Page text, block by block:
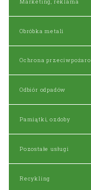
Marketing, reklama
Obróbka metali
Ochrona
Odbiór odpadów
Pamiątki, ozdoby
Pozostałe usługi
Recykling